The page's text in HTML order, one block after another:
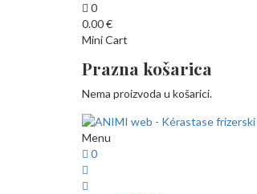
0
0.00€
Mini Cart
Prazna košarica
Nema proizvoda u košarici.
Menu
0